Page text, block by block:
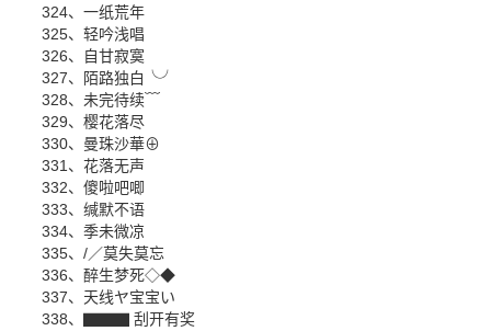
324、一纸荒年
325、轻吟浅唱
326、自甘寂寞
327、陌路独白╰╯
328、未完待续﹋
329、樱花落尽
330、曼珠沙華⊕
331、花落无声
332、傻啦吧唧
333、缄默不语
334、季未微凉
335、/／莫失莫忘
336、醉生梦死◇◆
337、天线ヤ宝宝い
338、▇▇▇ 刮开有奖